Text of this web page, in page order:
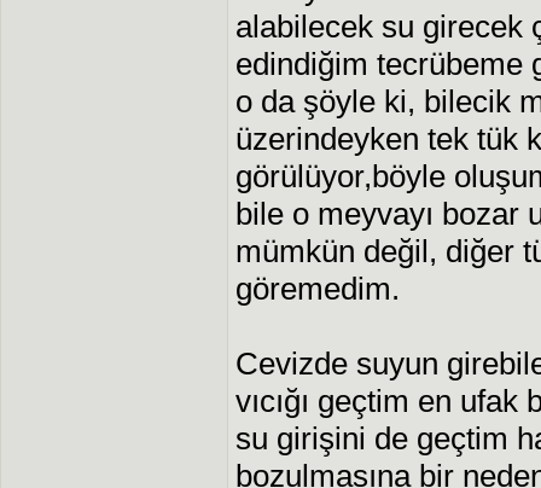
alabilecek su girecek
edindiğim tecrübeme
o da şöyle ki, bilecik
üzerindeyken tek tük
görülüyor,böyle
bile o meyvayı bozar
mümkün değil, diğer
göremedim.
Cevizde suyun
vıcığı geçtim en
su girişini de geçtim
bozulmasına bir